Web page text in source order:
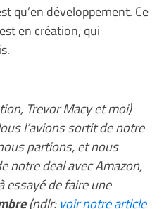
qu’en développement. Ce
en création, qui
Trevor Macy et moi)
l’avions sortit de notre
partions, et nous
notre deal avec Amazon,
essayé de faire une
(ndlr:voir notre article